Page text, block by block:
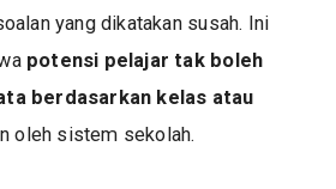
yang dikatakan susah. Ini
potensi pelajar tak boleh
berdasarkan kelas atau
oleh sistem sekolah.